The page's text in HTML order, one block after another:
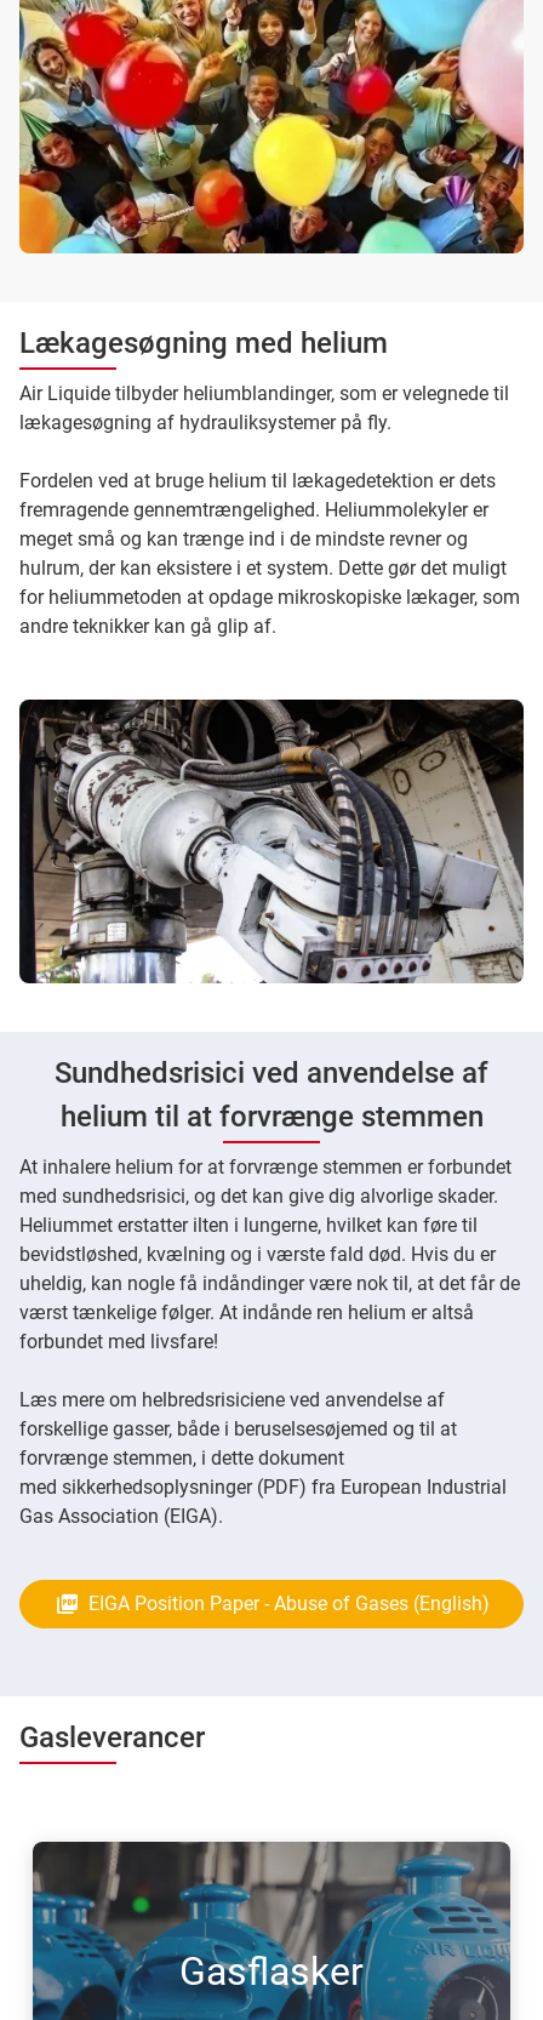
Lækagesøgning med helium
Air Liquide tilbyder heliumblandinger, som er velegnede til
lækagesøgning af hydrauliksystemer på fly.
Fordelen ved at bruge helium til lækagedetektion er dets
fremragende gennemtrængelighed. Heliummolekyler er
meget små og kan trænge ind i de mindste revner og
hulrum, der kan eksistere i et system. Dette gør det muligt
for heliummetoden at opdage mikroskopiske lækager, som
andre teknikker kan gå glip af.
Sundhedsrisici ved anvendelse af
helium til at forvrænge stemmen
At inhalere helium for at forvrænge stemmen er forbundet
med sundhedsrisici, og det kan give dig alvorlige skader.
Heliummet erstatter ilten i lungerne, hvilket kan føre til
bevidstløshed, kvælning og i værste fald død. Hvis du er
uheldig, kan nogle få indåndinger være nok til, at det får de
værst tænkelige følger. At indånde ren helium er altså
forbundet med livsfare!
Læs mere om helbredsrisiciene ved anvendelse af
forskellige gasser, både i beruselsesøjemed og til at
forvrænge stemmen, i dette dokument
med sikkerhedsoplysninger (PDF) fra European Industrial
Gas Association (EIGA).
EIGA Position Paper - Abuse of Gases (English)
Gasleverancer
Gasflasker